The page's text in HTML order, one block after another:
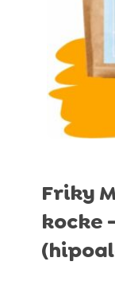
Friky
kocke